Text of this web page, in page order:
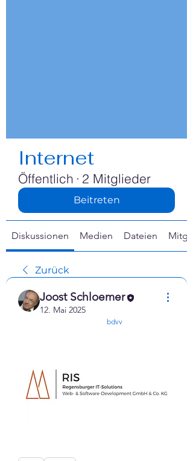
Internet
Öffentlich · 2 Mitglieder
Beitreten
Diskussionen Medien Dateien
Zurück
Joost Schloemer
12. Mai 2025
bdvv